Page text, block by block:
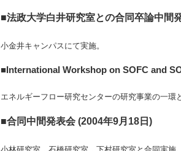
■法政大学白井研究室との合同卒論中間
小金井キャンパスにて実施。
■International Workshop on SOFC and
エネルギーフロー研究センターの研究事業の一環
■合同中間発表会 (2004年9月18日)